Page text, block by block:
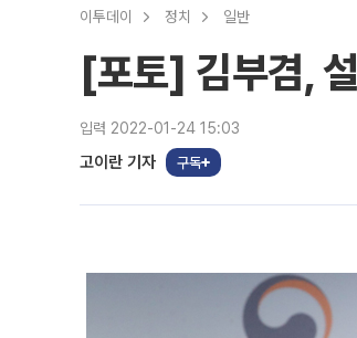
이투데이 정치 일반
[포토] 김부겸,
입력 2022-01-24 15:03
고이란 기자 구독